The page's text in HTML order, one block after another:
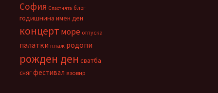
София Спастнята блог
годишнина имен ден
концерт море отпуска
палатки плаж родопи
рожден ден сватба
снягфестивал язовир